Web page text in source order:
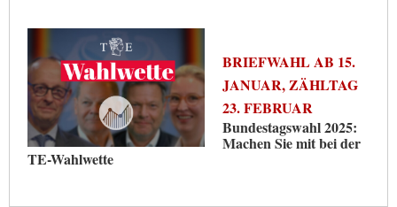
BRIEFWAHL AB 15.
JANUAR, ZÄHLTAG
23. FEBRUAR
Bundestagswahl 2025:
Machen Sie mit bei der
TE-Wahlwette